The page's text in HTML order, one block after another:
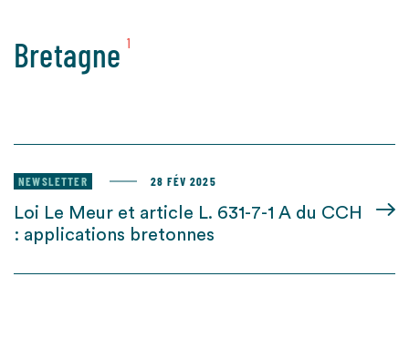
Bretagne 1
NEWSLETTER 28 FÉV 2025
Loi Le Meur et article L. 631-7-1 A du CCH
: applications bretonnes